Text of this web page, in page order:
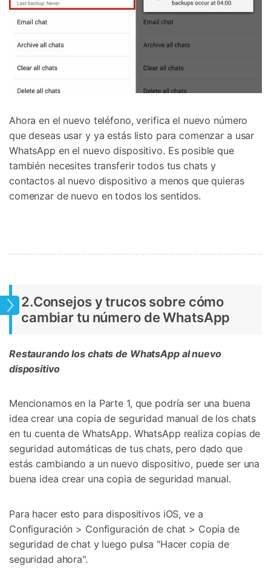
Ahora en el nuevo teléfono, verifica el nuevo número
que deseas usar y ya estás listo para comenzar a usar
WhatsApp en el nuevo dispositivo. Es posible que
también necesites transferir todos tus chats y
contactos al nuevo dispositivo a menos que quieras
comenzar de nuevo en todos los sentidos.
2.Consejos y trucos sobre cómo
cambiar tu número de WhatsApp
Restaurando los chats de WhatsApp al nuevo
dispositivo
Mencionamos en la Parte 1, que podría ser una buena
idea crear una copia de seguridad manual de los chats
en tu cuenta de WhatsApp. WhatsApp realiza copias de
seguridad automáticas de tus chats, pero dado que
estás cambiando a un nuevo dispositivo, puede ser una
buena idea crear una copia de seguridad manual.
Para hacer esto para dispositivos iOS, ve a
Configuración > Configuración de chat > Copia de
seguridad de chat y luego pulsa "Hacer copia de
seguridad ahora".